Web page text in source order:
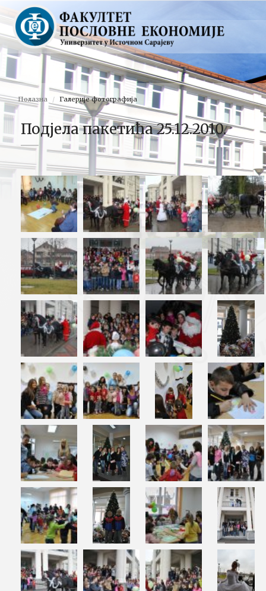
Полазна Галерије фотографија
Подјела пакетића 25.12.2010.